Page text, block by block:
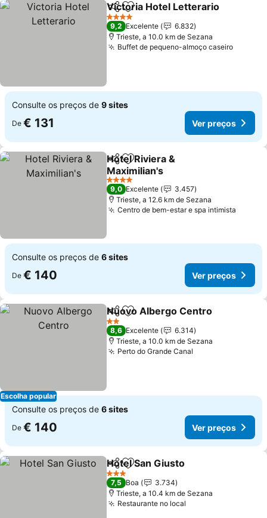
PartilharAdicionar aos favoritos
Victoria Hotel Letterario
4 Estrelas
9,2 Excelente
6.832
Trieste, a 10.0 km de Sezana
Buffet de pequeno-almoço caseiro
Consulte os preços de 9 sites
De € 131 Ver preços
PartilharAdicionar aos favoritos
Hotel Riviera &
Maximilian's
4 Estrelas
9,0 Excelente
3.457
Trieste, a 12.6 km de Sezana
Centro de bem-estar e spa intimista
Consulte os preços de 6 sites
De € 140 Ver preços
Escolha popular
PartilharAdicionar aos favoritos
Nuovo Albergo Centro
2 Estrelas
8,6 Excelente
6.314
Trieste, a 10.0 km de Sezana
Perto do Grande Canal
Consulte os preços de 6 sites
De € 140 Ver preços
PartilharAdicionar aos favoritos
Hotel San Giusto
3 Estrelas
7,5 Boa
3.734
Trieste, a 10.4 km de Sezana
Restaurante no local